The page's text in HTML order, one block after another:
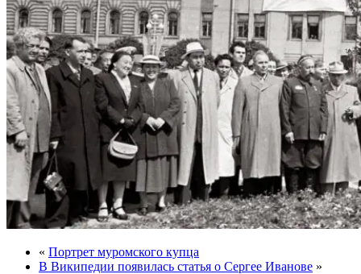
« Портрет муромского купца
В Википедии появилась статья о Сергее Иванове »